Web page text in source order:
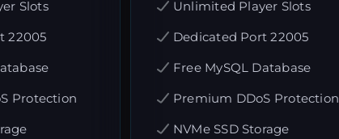
Slots
22005
Protection
Unlimited Player Slots
Dedicated Port 22005
Free MySQL Database
Premium DDoS Protection
NVMe SSD Storage